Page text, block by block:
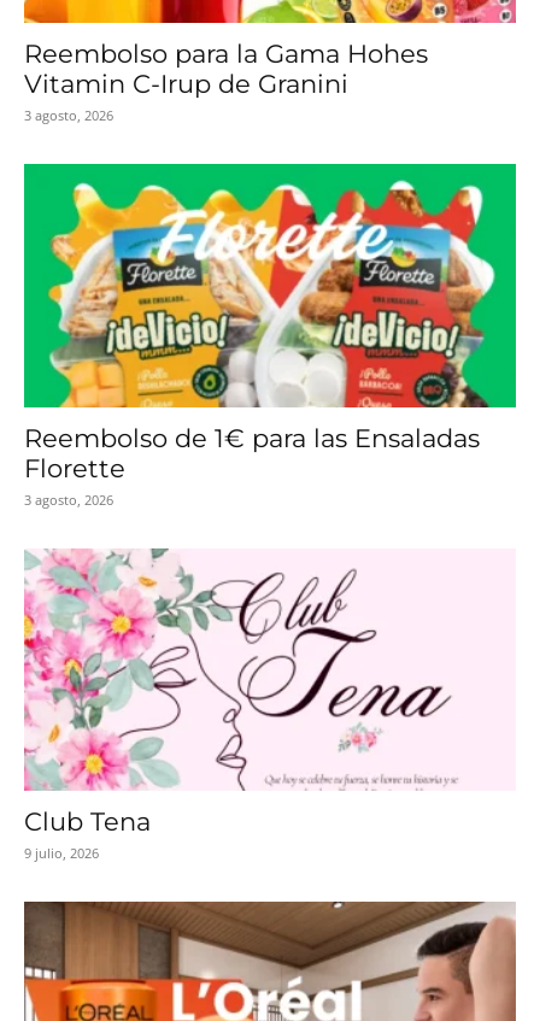
Reembolso para la Gama Hohes
Vitamin C-Irup de Granini
3 agosto, 2026
Reembolso de 1€ para las Ensaladas
Florette
3 agosto, 2026
Club Tena
9 julio, 2026